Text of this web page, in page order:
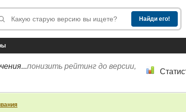
понизить рейтинг до версии,